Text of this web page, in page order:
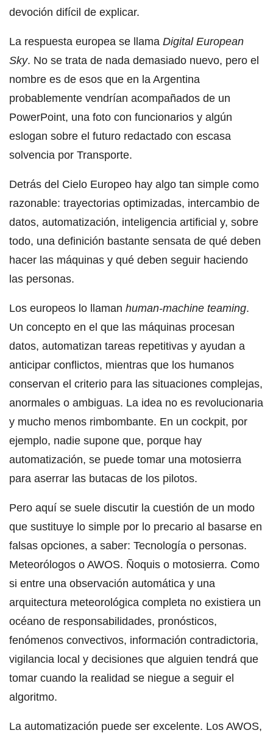
devoción difícil de explicar.
La respuesta europea se llama Digital European
Sky. No se trata de nada demasiado nuevo, pero el
nombre es de esos que en la Argentina
probablemente vendrían acompañados de un
PowerPoint, una foto con funcionarios y algún
eslogan sobre el futuro redactado con escasa
solvencia por Transporte.
Detrás del Cielo Europeo hay algo tan simple como
razonable: trayectorias optimizadas, intercambio de
datos, automatización, inteligencia artificial y, sobre
todo, una definición bastante sensata de qué deben
hacer las máquinas y qué deben seguir haciendo
las personas.
Los europeos lo llaman human-machine teaming.
Un concepto en el que las máquinas procesan
datos, automatizan tareas repetitivas y ayudan a
anticipar conflictos, mientras que los humanos
conservan el criterio para las situaciones complejas,
anormales o ambiguas. La idea no es revolucionaria
y mucho menos rimbombante. En un cockpit, por
ejemplo, nadie supone que, porque hay
automatización, se puede tomar una motosierra
para aserrar las butacas de los pilotos.
Pero aquí se suele discutir la cuestión de un modo
que sustituye lo simple por lo precario al basarse en
falsas opciones, a saber: Tecnología o personas.
Meteorólogos o AWOS. Ñoquis o motosierra. Como
si entre una observación automática y una
arquitectura meteorológica completa no existiera un
océano de responsabilidades, pronósticos,
fenómenos convectivos, información contradictoria,
vigilancia local y decisiones que alguien tendrá que
tomar cuando la realidad se niegue a seguir el
algoritmo.
La automatización puede ser excelente. Los AWOS,